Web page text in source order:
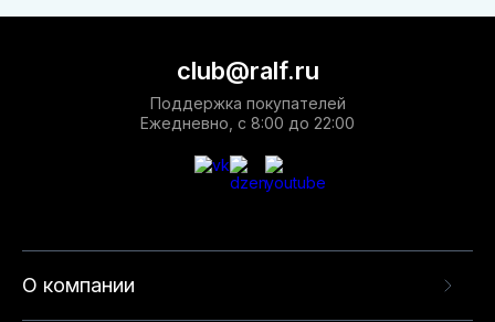
О компании
club@ralf.ru
Поддержка покупателей
Ежедневно, с 8:00 до 22:00